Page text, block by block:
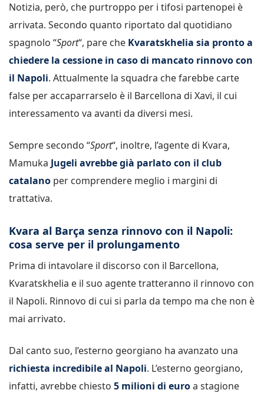
Notizia, però, che purtroppo per i tifosi partenopei è
arrivata. Secondo quanto riportato dal quotidiano
spagnolo “Sport“, pare che Kvaratskhelia sia pronto a
chiedere la cessione in caso di mancato rinnovo con
il Napoli. Attualmente la squadra che farebbe carte
false per accaparrarselo è il Barcellona di Xavi, il cui
interessamento va avanti da diversi mesi.
Sempre secondo “Sport“, inoltre, l’agente di Kvara,
Mamuka Jugeli avrebbe già parlato con il club
catalano per comprendere meglio i margini di
trattativa.
Kvara al Barça senza rinnovo con il Napoli:
cosa serve per il prolungamento
Prima di intavolare il discorso con il Barcellona,
Kvaratskhelia e il suo agente tratteranno il rinnovo con
il Napoli. Rinnovo di cui si parla da tempo ma che non è
mai arrivato.
Dal canto suo, l’esterno georgiano ha avanzato una
richiesta incredibile al Napoli. L’esterno georgiano,
infatti, avrebbe chiesto 5 milioni di euroa stagione